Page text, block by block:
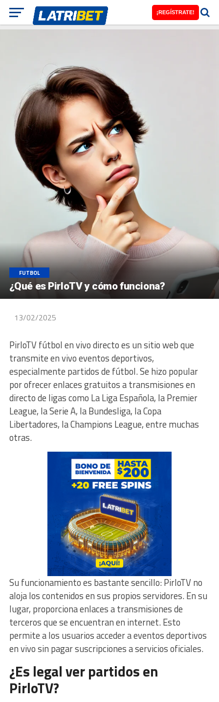
¡REGÍSTRATE!
FUTBOL
¿Qué es PirloTV y cómo funciona?
13/02/2025
PirloTV fútbol en vivo directo es un sitio web que
transmite en vivo eventos deportivos,
especialmente partidos de fútbol. Se hizo popular
por ofrecer enlaces gratuitos a transmisiones en
directo de ligas como La Liga Española, la Premier
League, la Serie A, la Bundesliga, la Copa
Libertadores, la Champions League, entre muchas
otras.
Su funcionamiento es bastante sencillo: PirloTV no
aloja los contenidos en sus propios servidores. En su
lugar, proporciona enlaces a transmisiones de
terceros que se encuentran en internet. Esto
permite a los usuarios acceder a eventos deportivos
en vivo sin pagar suscripciones a servicios oficiales.
¿Es legal ver partidos en
PirloTV?